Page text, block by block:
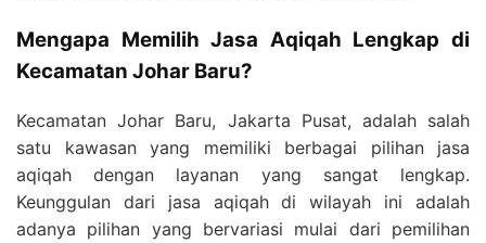
Mengapa Memilih Jasa Aqiqah Lengkap di
Kecamatan Johar Baru?
Kecamatan Johar Baru, Jakarta Pusat, adalah salah
satu kawasan yang memiliki berbagai pilihan jasa
aqiqah dengan layanan yang sangat lengkap.
Keunggulan dari jasa aqiqah di wilayah ini adalah
adanya pilihan yang bervariasi mulai dari pemilihan